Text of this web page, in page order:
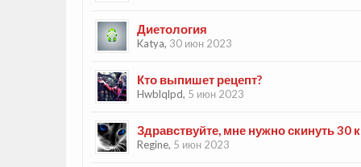
Диетология
Katya, 30 июн 2023
Кто выпишет рецепт?
Hwblqlpd, 5 июн 2023
Здравствуйте, мне нужно скинуть 30
Regine, 5 июн 2023